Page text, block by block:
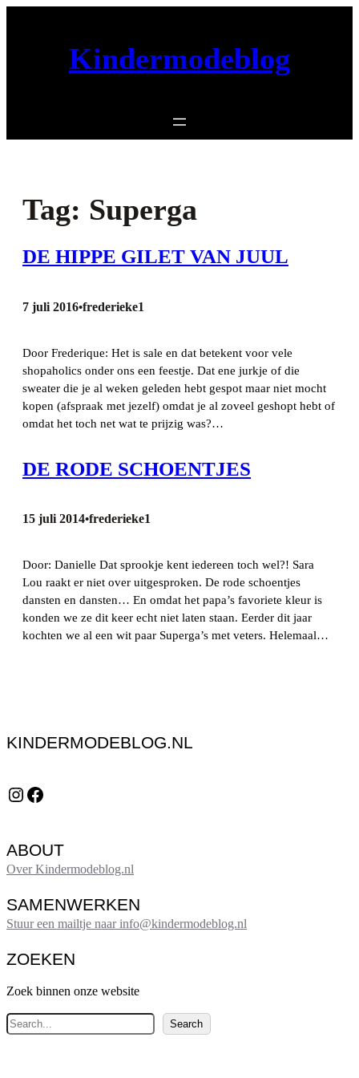
Kindermodeblog
Tag: Superga
DE HIPPE GILET VAN JUUL
7 juli 2016•frederieke1
Door Frederique: Het is sale en dat betekent voor vele
shopaholics onder ons een feestje. Dat ene jurkje of die
sweater die je al weken geleden hebt gespot maar niet mocht
kopen (afspraak met jezelf) omdat je al zoveel geshopt hebt of
omdat het toch net wat te prijzig was?…
DE RODE SCHOENTJES
15 juli 2014•frederieke1
Door: Danielle Dat sprookje kent iedereen toch wel?! Sara
Lou raakt er niet over uitgesproken. De rode schoentjes
dansten en dansten… En omdat het papa’s favoriete kleur is
konden we ze dit keer echt niet laten staan. Eerder dit jaar
kochten we al een wit paar Superga’s met veters. Helemaal…
KINDERMODEBLOG.NL
Instagram Facebook
ABOUT
Over Kindermodeblog.nl
SAMENWERKEN
Stuur een mailtje naar info@kindermodeblog.nl
ZOEKEN
Zoek binnen onze website
Z
o
Search